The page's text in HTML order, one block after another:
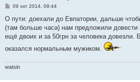
С
о
щ
е
н
и
е
09 окт 2014, 09:44
О пути: доехали до Евпатории, дальше
(там больше часа) нам предложили
ещё двоих и за 50грн за человека
оказался нормальным мужиком.
watsin